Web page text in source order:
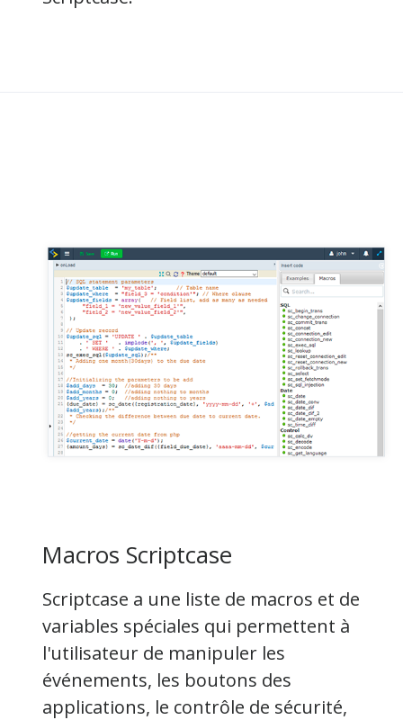
Macros Scriptcase
Scriptcase a une liste de macros et de
variables spéciales qui permettent à
l'utilisateur de manipuler les
événements, les boutons des
applications, le contrôle de sécurité,